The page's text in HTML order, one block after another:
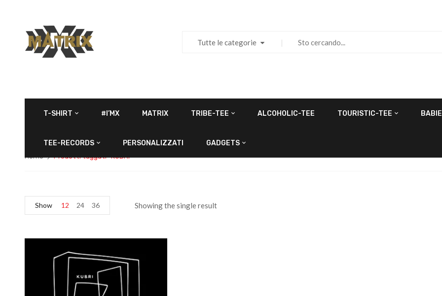
Tutte le categorie
T-SHIRT #I’MX MATRIX TRIBE-TEE ALCOHOLIC-TEE TOURISTIC-TEE
TEE-RECORDS PERSONALIZZATI GADGETS
Home Prodotti taggati “KUBRI”
Showing the single result
Show 12 24 36